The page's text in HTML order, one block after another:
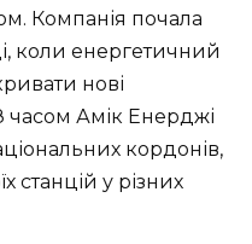
Компанія почала
коли енергетичний
нові
часом Амік Енерджі
кордонів,
у різних